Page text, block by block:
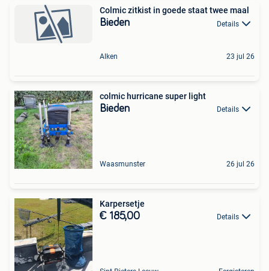
Colmic zitkist in goede staat twee maal
Bieden Details
Alken 23 jul 26
colmic hurricane super light
Bieden Details
Waasmunster 26 jul 26
Karpersetje
€ 185,00 Details